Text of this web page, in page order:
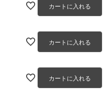
カートに入れる
カートに入れる
カートに入れる